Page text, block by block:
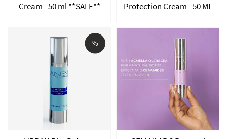
Cream - 50 ml **SALE**
Protection Cream - 50 ML
%